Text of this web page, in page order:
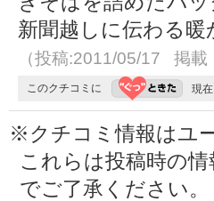
新聞越しに伝わる
（投稿:2011/05/17 掲載
このクチコミに 現在
※クチコミ情報はユ
これらは投稿時の
でご了承ください。